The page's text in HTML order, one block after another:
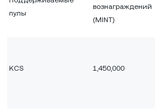
пулы
вознаграждений
(MINT)
KCS 1,450,000